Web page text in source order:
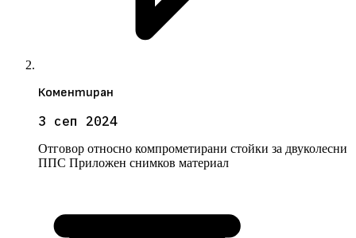
Коментиран
3 сеп 2024
Отговор относно компрометирани стойки за двуколесни
ППС Приложен снимков материал